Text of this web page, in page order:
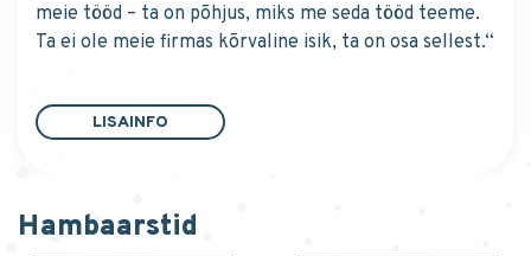
meie tööd – ta on põhjus, miks me seda tööd teeme.
Ta ei ole meie firmas kõrvaline isik, ta on osa sellest.“
LISAINFO
Hambaarstid